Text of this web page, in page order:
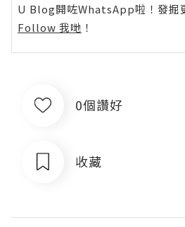
U Blog開咗WhatsApp啦！發掘
Follow 我哋 ！
0個讚好
收藏